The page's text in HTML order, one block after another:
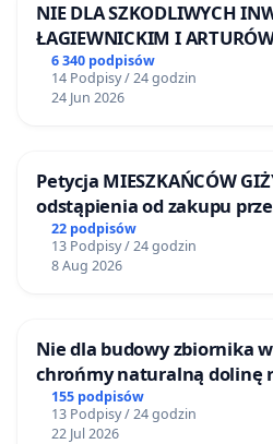
NIE DLA SZKODLIWYCH
ŁAGIEWNICKIM I
6 340 podpisów
14 Podpisy / 24 godzin
24 Jun 2026
Petycja MIESZKAŃCÓW
odstąpienia od zakupu
nieruchomości położonej
22 podpisów
13 Podpisy / 24 godzin
8 Aug 2026
Nie dla budowy zbiornika
chrońmy naturalną dolinę
155 podpisów
13 Podpisy / 24 godzin
22 Jul 2026